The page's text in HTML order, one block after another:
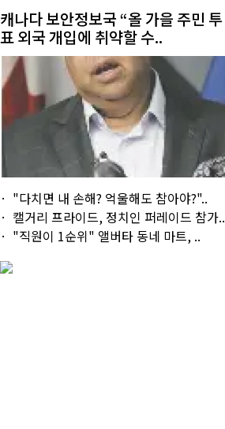
캐나다 보안정보국 “올 가을 주민 투
표 외국 개입에 취약할 수..
"다치면 내 손해? 억울해도 참아야?"..
캘거리 프라이드, 정치인 퍼레이드 참가..
"직원이 1순위" 앨버타 동네 마트, ..